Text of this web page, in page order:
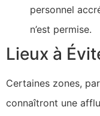
personnel
n’est permise.
Lieux à
Certaines zones,
connaîtront une